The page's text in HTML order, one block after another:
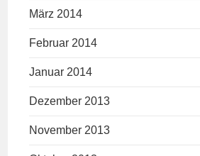
März 2014
Februar 2014
Januar 2014
Dezember 2013
November 2013